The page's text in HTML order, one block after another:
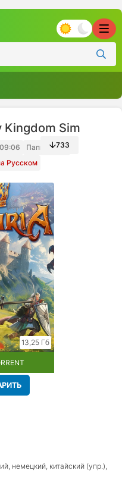
Kingdom Sim
Папка игры
Русском
733
13,25 Гб
немецкий, китайский (упр.),